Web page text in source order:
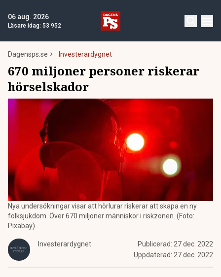
06 aug. 2026
Läsare idag: 53 952
Dagensps.se Investerardygnet
670 miljoner personer riskerar
hörselskador
Nya undersökningar visar att hörlurar riskerar att skapa en ny
folksjukdom. Över 670 miljoner människor i riskzonen. (Foto:
Pixabay)
Investerardygnet Publicerad: 27 dec. 2022
Uppdaterad: 27 dec. 2022